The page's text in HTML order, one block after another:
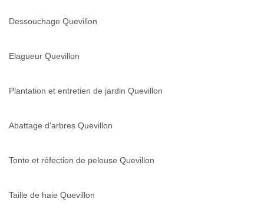
Dessouchage Quevillon
Elagueur Quevillon
Plantation et entretien de jardin Quevillon
Abattage d'arbres Quevillon
Tonte et réfection de pelouse Quevillon
Taille de haie Quevillon